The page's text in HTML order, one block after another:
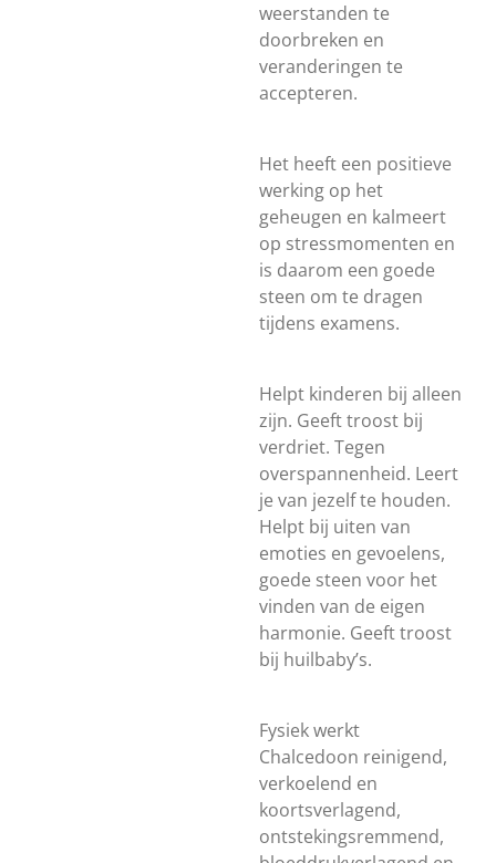
weerstanden te
doorbreken en
veranderingen te
accepteren.
Het heeft een positieve
werking op het
geheugen en kalmeert
op stressmomenten en
is daarom een goede
steen om te dragen
tijdens examens.
Helpt kinderen bij alleen
zijn. Geeft troost bij
verdriet. Tegen
overspannenheid. Leert
je van jezelf te houden.
Helpt bij uiten van
emoties en gevoelens,
goede steen voor het
vinden van de eigen
harmonie. Geeft troost
bij huilbaby’s.
Fysiek werkt
Chalcedoon reinigend,
verkoelend en
koortsverlagend,
ontstekingsremmend,